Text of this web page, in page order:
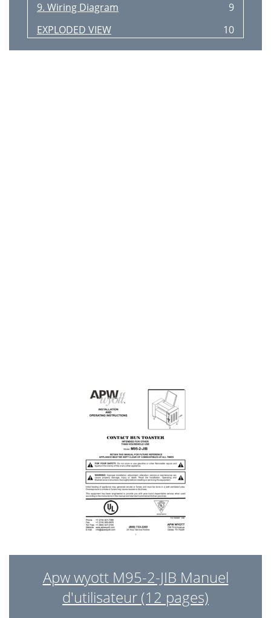
9. Wiring Diagram
9
EXPLODED VIEW
10
PARTS LIST
11
Apw wyott M95-2-JIB Manuel
d'utilisateur (12 pages)